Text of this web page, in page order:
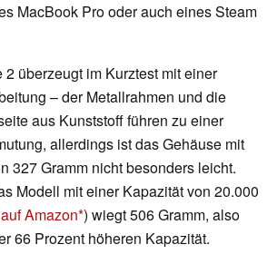
MacBook Pro oder auch eines Steam
überzeugt im Kurztest mit einer
– der Metallrahmen und die
aus Kunststoff führen zu einer
allerdings ist das Gehäuse mit
327 Gramm nicht besonders leicht.
Modell mit einer Kapazität von 20.000
Amazon ) wiegt 506 Gramm, also
66 Prozent höheren Kapazität.